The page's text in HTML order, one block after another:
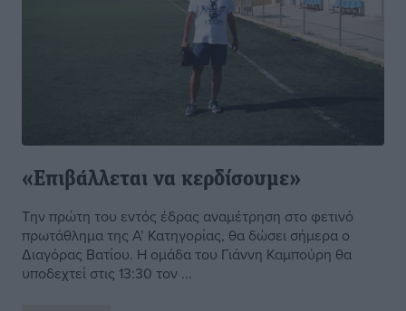
«Επιβάλλεται να κερδίσουμε»
Την πρώτη του εντός έδρας αναμέτρηση στο φετινό
πρωτάθλημα της Α’ Κατηγορίας, θα δώσει σήμερα ο
Διαγόρας Βατίου. Η ομάδα του Γιάννη Καμπούρη θα
υποδεχτεί στις 13:30 τον ...